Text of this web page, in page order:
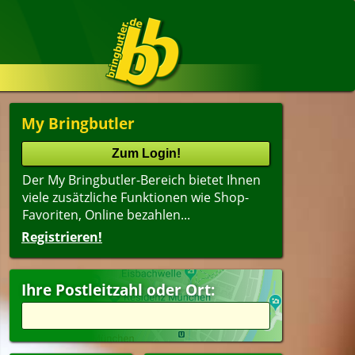
My Bringbutler
Der My Bringbutler-Bereich bietet Ihnen
viele zusätzliche Funktionen wie Shop-
Favoriten, Online bezahlen...
Registrieren!
Ihre Postleitzahl oder Ort:
Name
Alter(ältester Shop zuerst)